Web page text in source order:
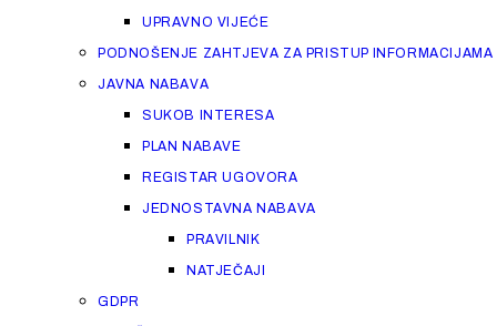
UPRAVNO VIJEĆE
PODNOŠENJE ZAHTJEVA ZA PRISTUP INFORMACIJAMA
JAVNA NABAVA
SUKOB INTERESA
PLAN NABAVE
REGISTAR UGOVORA
JEDNOSTAVNA NABAVA
PRAVILNIK
NATJEČAJI
GDPR